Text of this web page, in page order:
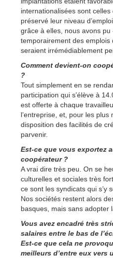
internationalisées sont
préservé leur niveau
grâce à elles, nous avons pu
temporairement des emplois
seraient irrémédiablement
Comment devient-on
?
Tout simplement en se
participation qui s’élève à
est offerte à chaque
l’entreprise, et, pour les
disposition des facilités de
parvenir.
Est-ce que vous exportez
coopérateur ?
A vrai dire très peu. On se
culturelles et sociales très
ce sont les syndicats qui s’y
Nos sociétés restent alors
basques, mais sans adopter
Vous avez encadré très
salaires entre le bas de
Est-ce que cela ne
meilleurs d’entre eux vers